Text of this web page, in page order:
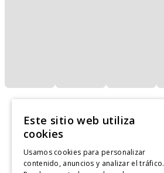
Legal
Este sitio web utiliza
cookies
Usamos cookies para personalizar
contenido, anuncios y analizar el tráfico.